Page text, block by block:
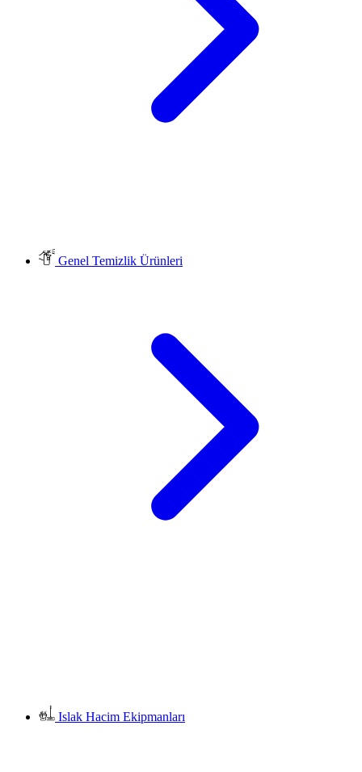
Genel Temizlik Ürünleri
Islak Hacim Ekipmanları